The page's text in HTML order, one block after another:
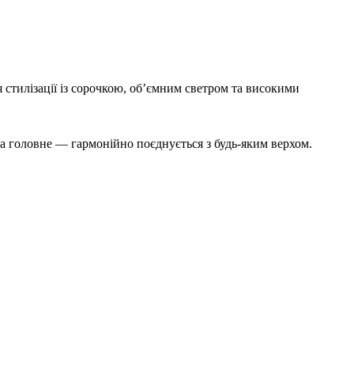
із сорочкою, об’ємним светром та високими
головне — гармонійно поєднується з будь-яким верхом.